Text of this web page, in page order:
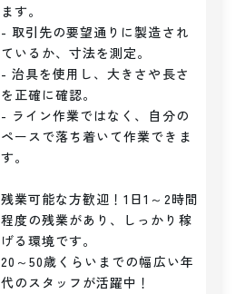
ます。
- 取引先の要望通りに製造され
ているか、寸法を測定。
- 治具を使用し、大きさや長さ
を正確に確認。
- ライン作業ではなく、自分の
ペースで落ち着いて作業できま
す。
残業可能な方歓迎！1日1～2時間
程度の残業があり、しっかり稼
げる環境です。
20～50歳くらいまでの幅広い年
代のスタッフが活躍中！